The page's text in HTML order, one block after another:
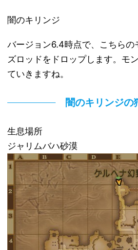
闇のキリンジ
バージョン6.4時点で、こちらの
ズロッドをドロップします。モ
ていきますね。
闇のキリンジの
生息場所
ジャリムバハ砂漠